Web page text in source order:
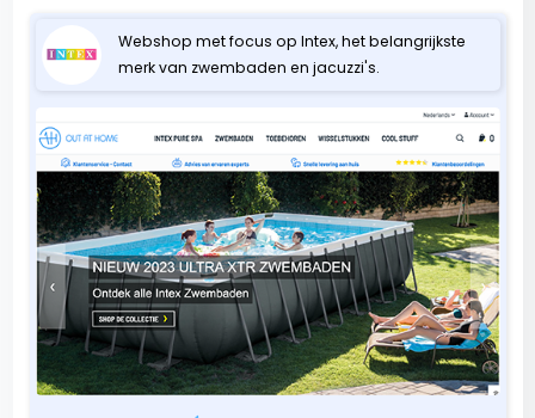
Webshop met focus op Intex, het belangrijkste
merk van zwembaden en jacuzzi's.